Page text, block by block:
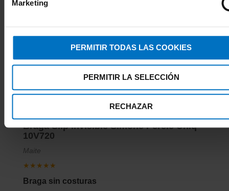
Marketing
PERMITIR TODAS LAS COOKIES
PERMITIR LA SELECCIÓN
RECHAZAR
Braga Anita Essentials Hipster 1342
Braga Slip invisible Simone Perele Uniq
10V720
Maite
★★★★★
Braga sin costuras